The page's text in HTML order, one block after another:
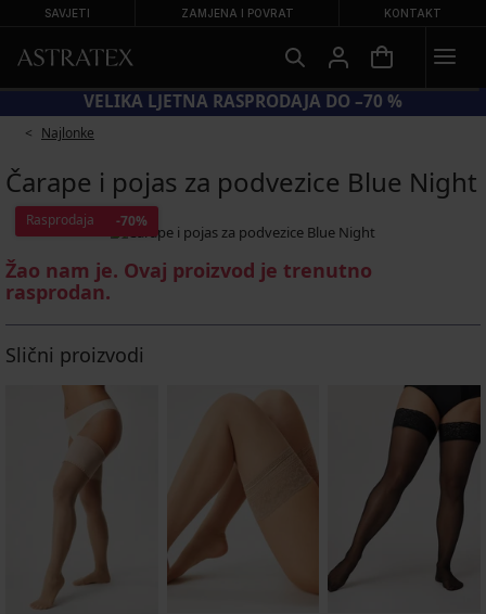
SAVJETI ZAMJENA I POVRAT KONTAKT
KOD BRA20 = GRUDNJACI −20 %
Najlonke
Čarape i pojas za podvezice Blue Night
Rasprodaja -70%
Žao nam je. Ovaj proizvod je trenutno
rasprodan.
Slični proizvodi